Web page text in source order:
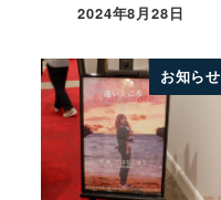
2024年8月28日
お知らせ